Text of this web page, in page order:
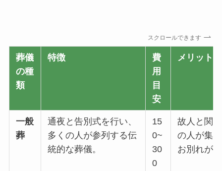
スクロールできます
葬儀
の種
類
特徴
費
用
目
安
メリット
一般
葬
通夜と告別式を行い、
多くの人が参列する伝
統的な葬儀。
15
0~
30
0
故人と関
の人が集
お別れが